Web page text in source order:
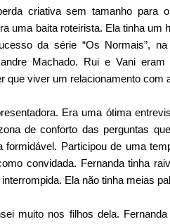
criativa sem tamanho para
uma baita roteirista. Ela tinha um
da série “Os Normais”,
Machado. Rui e Vani eram
que viver um relacionamento com
Era uma ótima
de conforto das perguntas
Participou de uma
convidada. Fernanda tinha
Ela não tinha meias
muito nos filhos dela.